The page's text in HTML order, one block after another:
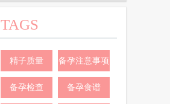
TAGS
精子质量 备孕注意事项
备孕检查 备孕食谱